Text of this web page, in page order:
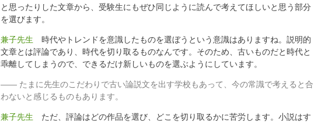
と思ったりした文章から、受験生にもぜひ同じように読んで考えてほしいと思う部分
を選びます。
兼子先生 時代やトレンドを意識したものを選ぼうという意識はありますね。説明的
文章とは評論であり、時代を切り取るものなんです。そのため、古いものだと時代と
乖離してしまうので、できるだけ新しいものを選ぶようにしています。
たまに先生のこだわりで古い論説文を出す学校もあって、今の常識で考えると合
わないと感じるものもあります。
兼子先生 ただ、評論はどの作品を選び、どこを切り取るかに苦労します。小説はす